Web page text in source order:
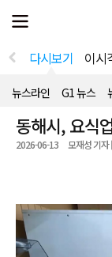
전
체
뉴
열
다시보기 이시
뉴스라인 G1 뉴스
동해시, 요식
2026-06-13 모재성 기